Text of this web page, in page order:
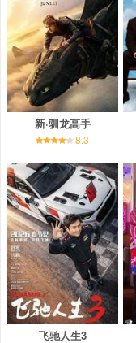
新·驯龙高手
8.3
飞驰人生3